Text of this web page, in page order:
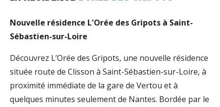
Nouvelle résidence L'Orée des Gripots à Saint-
Sébastien-sur-Loire
Découvrez L’Orée des Gripots, une nouvelle résidence
située route de Clisson à Saint-Sébastien-sur-Loire, à
proximité immédiate de la gare de Vertou et à
quelques minutes seulement de Nantes. Bordée par le